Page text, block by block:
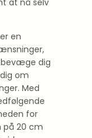
at nå selv
en
bevæge dig
om
Med
for
20 cm